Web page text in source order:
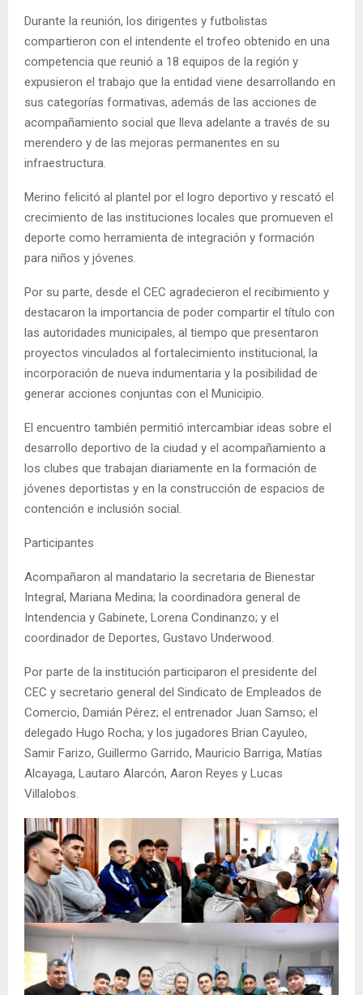
Durante la reunión, los dirigentes y futbolistas
compartieron con el intendente el trofeo obtenido en una
competencia que reunió a 18 equipos de la región y
expusieron el trabajo que la entidad viene desarrollando en
sus categorías formativas, además de las acciones de
acompañamiento social que lleva adelante a través de su
merendero y de las mejoras permanentes en su
infraestructura.
Merino felicitó al plantel por el logro deportivo y rescató el
crecimiento de las instituciones locales que promueven el
deporte como herramienta de integración y formación
para niños y jóvenes.
Por su parte, desde el CEC agradecieron el recibimiento y
destacaron la importancia de poder compartir el título con
las autoridades municipales, al tiempo que presentaron
proyectos vinculados al fortalecimiento institucional, la
incorporación de nueva indumentaria y la posibilidad de
generar acciones conjuntas con el Municipio.
El encuentro también permitió intercambiar ideas sobre el
desarrollo deportivo de la ciudad y el acompañamiento a
los clubes que trabajan diariamente en la formación de
jóvenes deportistas y en la construcción de espacios de
contención e inclusión social.
Participantes
Acompañaron al mandatario la secretaria de Bienestar
Integral, Mariana Medina; la coordinadora general de
Intendencia y Gabinete, Lorena Condinanzo; y el
coordinador de Deportes, Gustavo Underwood.
Por parte de la institución participaron el presidente del
CEC y secretario general del Sindicato de Empleados de
Comercio, Damián Pérez; el entrenador Juan Samso; el
delegado Hugo Rocha; y los jugadores Brian Cayuleo,
Samir Farizo, Guillermo Garrido, Mauricio Barriga, Matías
Alcayaga, Lautaro Alarcón, Aaron Reyes y Lucas
Villalobos.